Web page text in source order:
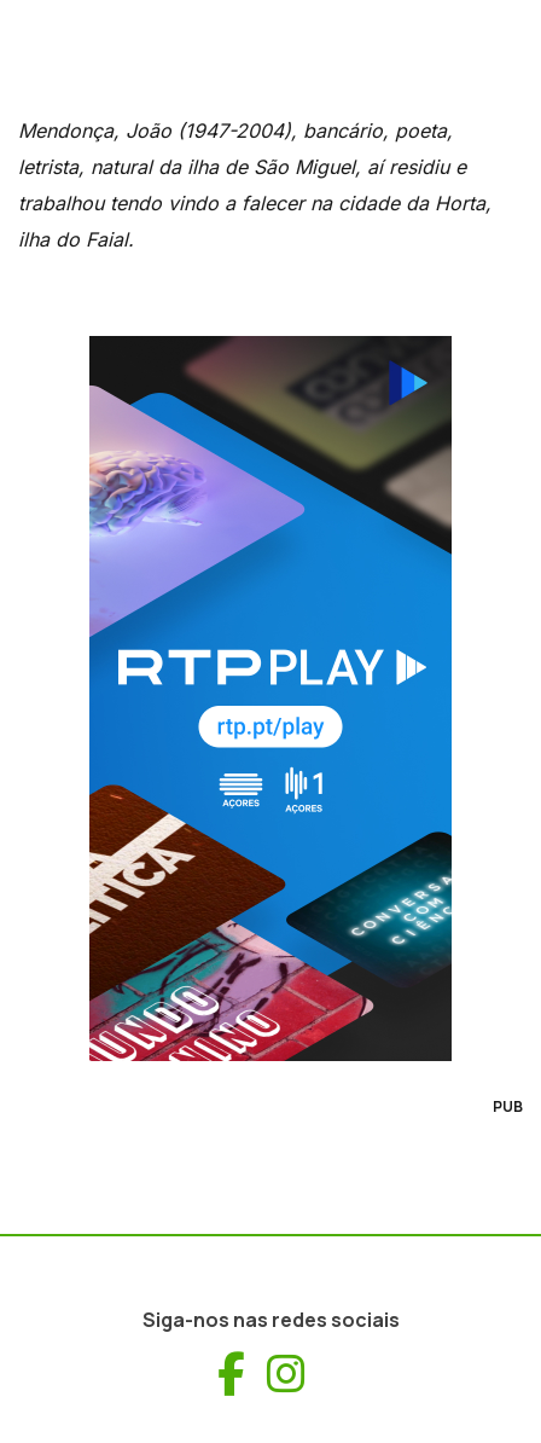
Mendonça, João (1947-2004), bancário, poeta,
letrista, natural da ilha de São Miguel, aí residiu e
trabalhou tendo vindo a falecer na cidade da Horta,
ilha do Faial.
PUB
Siga-nos nas redes sociais
Facebook